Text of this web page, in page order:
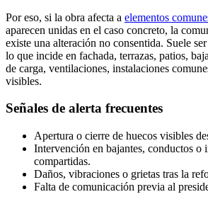
Por eso, si la obra afecta a elementos
aparecen unidas en el caso concreto, la
existe una alteración no consentida. Suele
lo que incide en fachada, terrazas, patios,
de carga, ventilaciones, instalaciones
visibles.
Señales de alerta frecuentes
Apertura o cierre de huecos visibles
Intervención en bajantes, conductos o
compartidas.
Daños, vibraciones o grietas tras la
Falta de comunicación previa al